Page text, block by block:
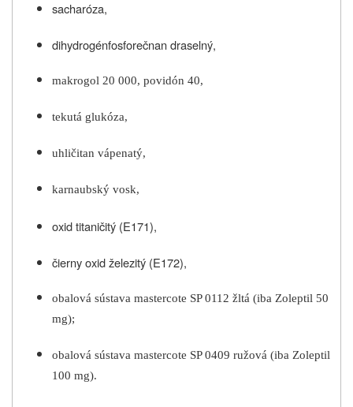
sacharóza,
dihydrogénfosforečnan draselný,
makrogol 20 000, povidón 40,
tekutá glukóza,
uhličitan vápenatý,
karnaubský vosk,
oxid titaničitý (E171),
čierny oxid železitý (E172),
obalová sústava mastercote SP 0112 žltá (iba Zoleptil 50
mg);
obalová sústava mastercote SP 0409 ružová (iba Zoleptil
100 mg).